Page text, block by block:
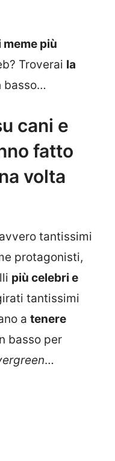
meme più
Troverai la
basso…
cani e
fatto
volta
tantissimi
protagonisti,
più celebri e
tantissimi
a tenere
basso per
…